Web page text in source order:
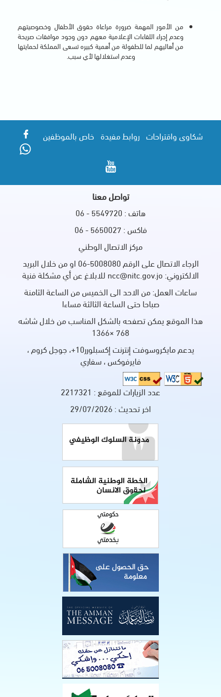
من الأمور المهمة ضرورة مراعاة حقوق الأطفال وخصوصيتهم
وعدم إجراء اللقاءات الإعلامية معهم دون وجود موافقات صريحة
من أهاليهم لما للطفولة من أهمية كبيره تسعى المملكة لحمايتها
وعدم استغلالها لأي سبب.
شكاوى واقتراحات روابط مفيدة خاص بالموظفين
تواصل معنا
هاتف : 5549720 - 06
فاكس : 5650027 - 06
مركز الاتصال الوطني
الرجاء الاتصال على الرقم 5008080-06 او من خلال البريد
الالكتروني: ncc@nitc.gov.jo للابلاغ عن أي مشكلة فنية
ساعات العمل: من الاحد الى الخميس من الساعة الثامنة
صباحا حتى الساعة الثالثة مساءا
هذا الموقع يمكن تصفحه بالشكل المناسب من خلال شاشه
768 ×1366
يدعم مايكروسوفت إنترنت إكسبلورر10+، جوجل كروم ،
فايرفوكس ، سفاري
عدد الزيارات للموقع : 2217321
اخر تحديث : 29/07/2026